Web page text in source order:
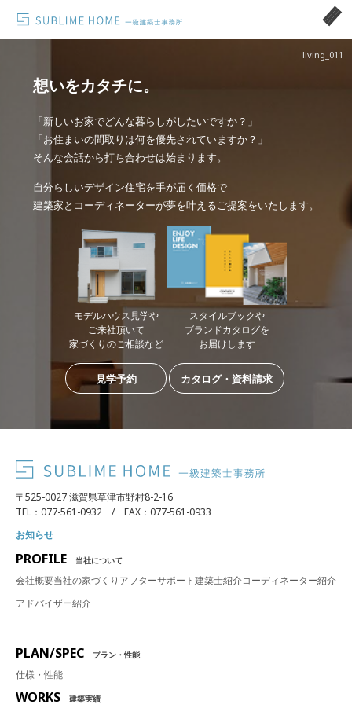
living_011
想いをカタチに。
「新しいお家でどんな暮らしがしたいですか？」
「お住まいの間取りは何を優先されていますか？」
そんな会話から打ち合わせは始まります。
自分らしいデザイン住宅を手が届く価格で
建築家とコーディネーターが夢を叶えるご提案をいたします。
モデルハウス見学や
ご来社頂いて
家づくりのご相談など
見学予約
スタイルブックや
ブランドカタログを
お届けします
カタログ・資料請求
〒525-0027 滋賀県草津市野村8-2-16
TEL：077-561-0932 / FAX：077-561-0933
お知らせ
PROFILE 当社について
会社概要当社の家づくり アフターサポート建築士紹介コーディネーター紹介
アドバイザー紹介
PLAN/SPEC プラン・性能
仕様・性能
WORKS 建築実績